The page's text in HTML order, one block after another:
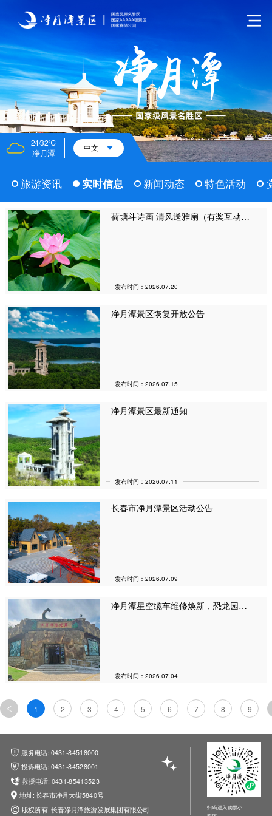
24/32℃
净月潭 中文
旅游资讯 实时信息 新闻动态 特色活动
荷塘斗诗画 清风送雅扇（有奖互动明日7月21日开启）
发布时间：2026.07.20
净月潭景区恢复开放公告
发布时间：2026.07.15
净月潭景区最新通知
发布时间：2026.07.11
长春市净月潭景区活动公告
发布时间：2026.07.09
净月潭星空缆车维修焕新，恐龙园室内修缮维护中，暂停开放
发布时间：2026.07.04
1 2 3 4 5 6 7 8 9
服务电话: 0431-84518000
投诉电话: 0431-84528001
救援电话: 0431-85413523
地址: 长春市净月大街5840号
版权所有: 长春净月潭旅游发展集团有限公司
扫码进入购票小